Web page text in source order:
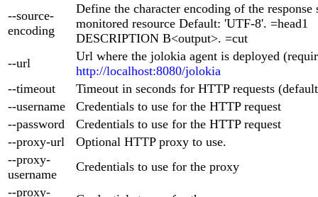
--source-
encoding
Define the character encoding of the response
monitored resource Default: 'UTF-8'. =head1
DESCRIPTION B<output>. =cut
--url
Url where the jolokia agent is deployed
http://localhost:8080/jolokia
--timeout
Timeout in seconds for HTTP requests
--username
Credentials to use for the HTTP request
--password
Credentials to use for the HTTP request
--proxy-url
Optional HTTP proxy to use.
--proxy-
username
Credentials to use for the proxy
--proxy-